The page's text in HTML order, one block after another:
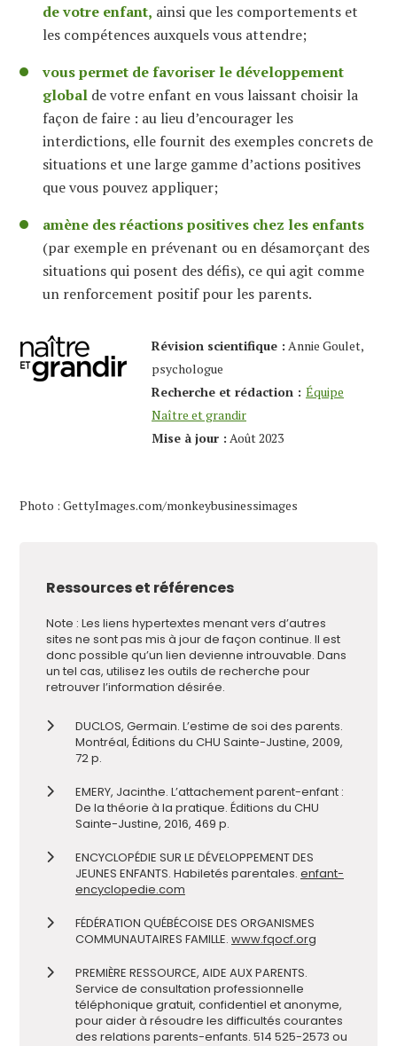
de votre enfant, ainsi que les comportements et
les compétences auxquels vous attendre;
vous permet de favoriser le développement
global de votre enfant en vous laissant choisir la
façon de faire : au lieu d’encourager les
interdictions, elle fournit des exemples concrets de
situations et une large gamme d’actions positives
que vous pouvez appliquer;
amène des réactions positives chez les enfants
(par exemple en prévenant ou en désamorçant des
situations qui posent des défis), ce qui agit comme
un renforcement positif pour les parents.
Révision scientifique : Annie Goulet,
psychologue
Recherche et rédaction : Équipe
Naître et grandir
Mise à jour : Août 2023
Photo : GettyImages.com/monkeybusinessimages
Ressources et références
Note : Les liens hypertextes menant vers d’autres
sites ne sont pas mis à jour de façon continue. Il est
donc possible qu’un lien devienne introuvable. Dans
un tel cas, utilisez les outils de recherche pour
retrouver l’information désirée.
DUCLOS, Germain. L’estime de soi des parents.
Montréal, Éditions du CHU Sainte-Justine, 2009,
72 p.
EMERY, Jacinthe. L’attachement parent-enfant :
De la théorie à la pratique. Éditions du CHU
Sainte-Justine, 2016, 469 p.
ENCYCLOPÉDIE SUR LE DÉVELOPPEMENT DES
JEUNES ENFANTS. Habiletés parentales. enfant-
encyclopedie.com
FÉDÉRATION QUÉBÉCOISE DES ORGANISMES
COMMUNAUTAIRES FAMILLE. www.fqocf.org
PREMIÈRE RESSOURCE, AIDE AUX PARENTS.
Service de consultation professionnelle
téléphonique gratuit, confidentiel et anonyme,
pour aider à résoudre les difficultés courantes
des relations parents-enfants. 514 525-2573 ou